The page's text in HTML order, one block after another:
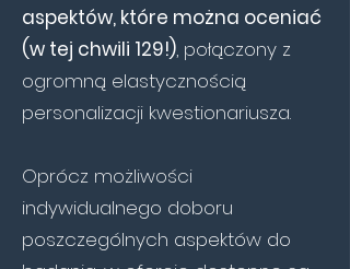
aspektów, które można oceniać
(w tej chwili 129!), połączony z
ogromną elastycznością
personalizacji kwestionariusza.
Oprócz możliwości
indywidualnego doboru
poszczególnych aspektów do